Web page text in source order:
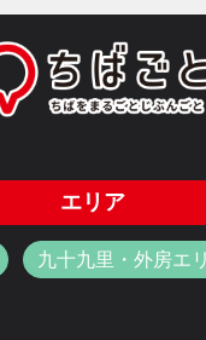
エリア
九十九里・外房エ